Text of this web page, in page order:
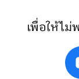
เพื่อให้ไ